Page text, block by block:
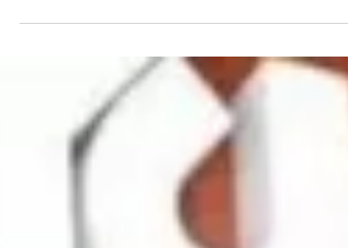
puissants de France : Michou. Le jeune
prime-time de la Six pour animer un tout
divertissement inédit intitulé « Wanted ». M6 Si
l'annonce de ce transfert d'audience XXL fait
grand bruit, c'est la première bande-annonce de
l'émission qui a mis le feu aux